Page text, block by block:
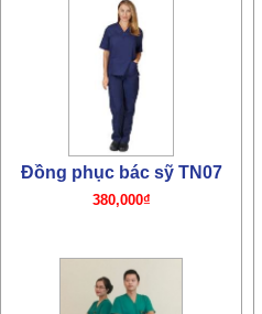
Đồng phục bác sỹ TN07
380,000₫